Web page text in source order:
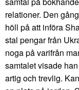
relationer. Den
höll på att införa
stal pengar från
noga på varifrån
samtalet visade
artig och trevlig.